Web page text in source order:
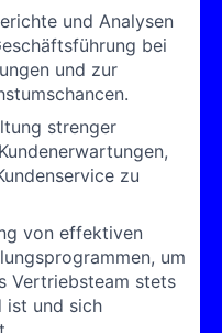
und Analysen
bei
und zur
strenger
zu
von effektiven
um
Vertriebsteam stets
ist und sich